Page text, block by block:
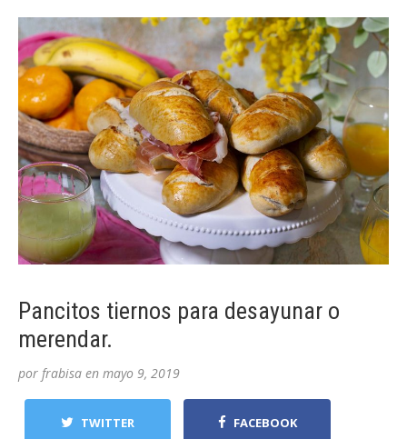
Pancitos tiernos para desayunar o
merendar.
por frabisa en mayo 9, 2019
TWITTER FACEBOOK